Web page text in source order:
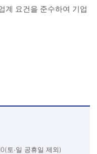
계 요건을 준수하여 기업
토∙일 공휴일 제외)